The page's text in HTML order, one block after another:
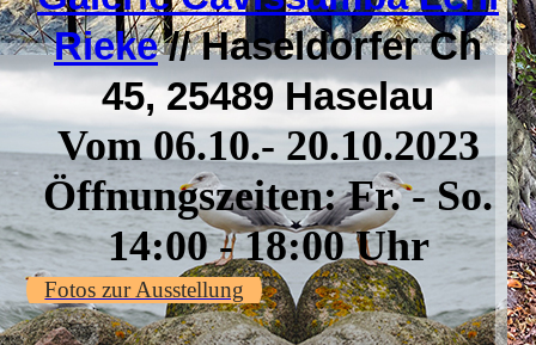
Rieke// Haseldorfer Ch
45, 25489 Haselau
Vom 06.10.- 20.10.2023
Öffnungszeiten: Fr. - So.
14:00 - 18:00 Uhr
Fotos zur Ausstellung